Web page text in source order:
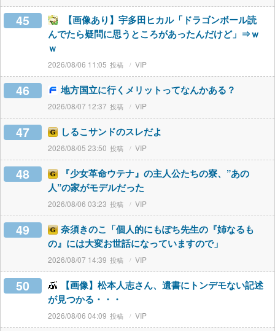
45
【画像あり】宇多田ヒカル「ドラゴンボール読
んでたら疑問に思うところがあったんだけど」⇒ｗ
ｗ
2026/08/06 11:05 VIP
46 地方国立に行くメリットってなんかある？
2026/08/07 12:37 VIP
47 しるこサンドのスレだよ
2026/08/05 23:50 VIP
48
『少女革命ウテナ』の主人公たちの寮、”あの
人”の家がモデルだった
2026/08/06 03:23 VIP
49
奈須きのこ「個人的にもぽち先生の『姉なるも
の』には大変お世話になっていますので」
2026/08/07 14:39 VIP
50
【画像】松本人志さん、遺書にトンデモない記述
が見つかる・・・
2026/08/06 04:09 VIP